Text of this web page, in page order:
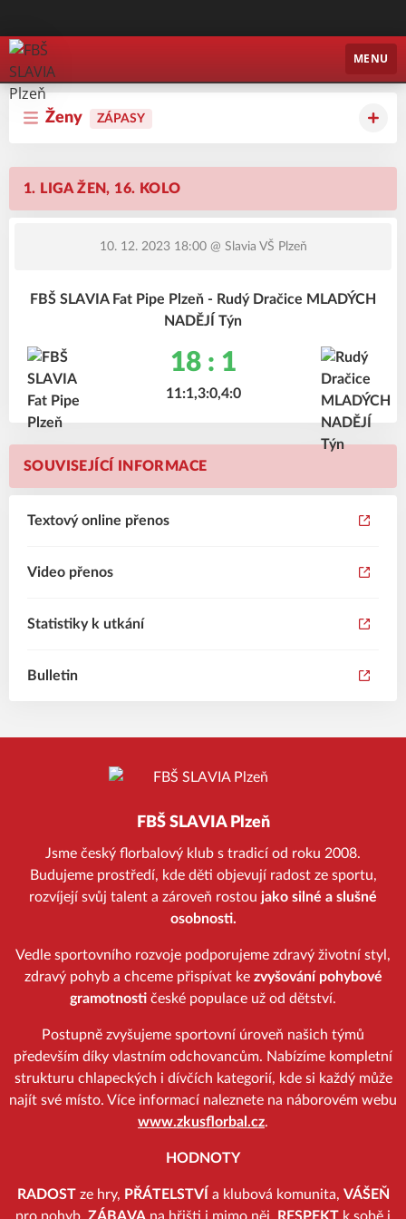
FBŠ SLAVIA Plzeň
MENU
Ženy ZÁPASY
1. LIGA ŽEN, 16. KOLO
10. 12. 2023 18:00@ Slavia VŠ Plzeň
FBŠ SLAVIA Fat Pipe Plzeň - Rudý Dračice MLADÝCH
NADĚJÍ Týn
18 : 1
11:1,3:0,4:0
SOUVISEJÍCÍ INFORMACE
Textový online přenos
Video přenos
Statistiky k utkání
Bulletin
FBŠ SLAVIA Plzeň
Jsme český florbalový klub s tradicí od roku 2008.
Budujeme prostředí, kde děti objevují radost ze sportu,
rozvíjejí svůj talent a zároveň rostou jako silné a slušné
osobnosti.
Vedle sportovního rozvoje podporujeme zdravý životní styl,
zdravý pohyb a chceme přispívat kezvyšování pohybové
gramotnosti české populace už od dětství.
Postupně zvyšujeme sportovní úroveň našich týmů
především díky vlastním odchovancům. Nabízíme kompletní
strukturu chlapeckých i dívčích kategorií, kde si každý může
najít své místo. Více informací naleznete na náborovém webu
www.zkusflorbal.cz.
HODNOTY
RADOSTze hry, PŘÁTELSTVÍ a klubová komunita, VÁŠEŇ